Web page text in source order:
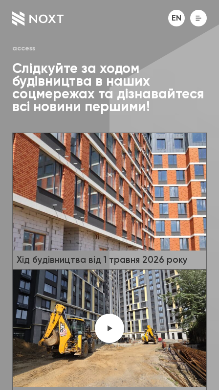
EN
access
Слідкуйте за ходом
будівництва в наших
соцмережах та дізнавайтеся
всі новини першими!
Хід будівництва від 1 травня 2026 року